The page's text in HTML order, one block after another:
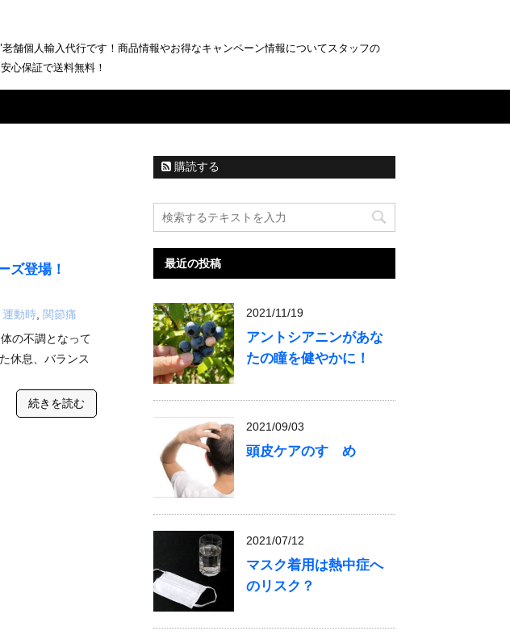
舗個人輸入代行です！商品情報やお得なキャンペーン情報についてスタッフの
心保証で送料無料！
ズ登場！
運動時 関節痛
の不調となって
休息、バランス
続きを読む
購読する
最近の投稿
2021/11/19
アントシアニンがあな
たの瞳を健やかに！
2021/09/03
頭皮ケアのすゝめ
2021/07/12
マスク着用は熱中症へ
のリスク？